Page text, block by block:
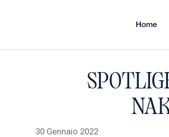
Home
30 Gennaio 2022